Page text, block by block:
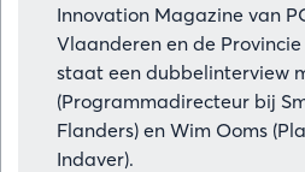
Innovation Magazine van
Vlaanderen en de
staat een dubbelinterview
(Programmadirecteur bij
Flanders) en Wim Ooms
Indaver).